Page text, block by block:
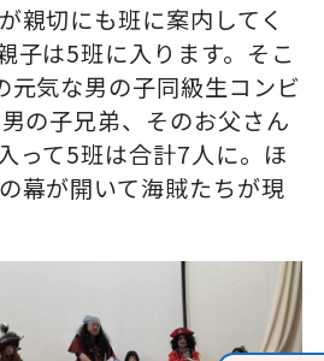
親切にも班に案内してく
子は5班に入ります。そこ
元気な男の子同級生コンビ
の子兄弟、そのお父さん
って5班は合計7人に。ほ
幕が開いて海賊たちが現